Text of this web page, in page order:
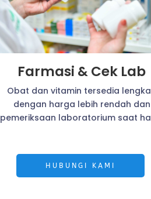
Farmasi & Cek Lab
Obat dan vitamin tersedia
dengan harga lebih rendah dan
pemeriksaan laboratorium saat
HUBUNGI KAMI